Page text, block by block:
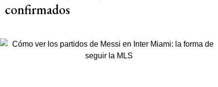
confirmados